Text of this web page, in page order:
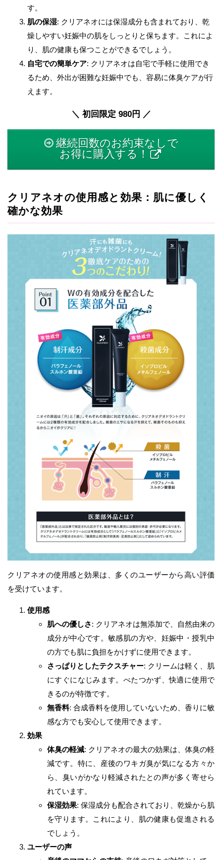
す。
肌の保湿: クリアネオには保湿成分も含まれており、乾
燥しやすい妊娠中の肌をしっとりと保ちます。これによ
り、肌の健康も保つことができるでしょう。
自宅での簡単ケア: クリアネオは自宅で手軽に使用でき
るため、外出が困難な妊娠中でも、容易に体臭ケアが行
えます。
＼ 初回限定 980円 ／
継続回数のお約束なしで
お得に購入する！
クリアネオの使用感と効果：肌に優しく
確かな効果
クリアネオの使用感と効果は、多くのユーザーから高い評価
を受けています。
使用感
肌への優しさ: クリアネオは無添加で、自然由来の
成分が中心です。敏感肌の方や、妊娠中・授乳中
の方でも肌に負担をかけずに使用できます。
さっぱりとしたテクスチャー: クリームは軽く、肌
にすぐになじみます。べたつかず、快適に使用で
きるのが特徴です。
無香料: 合成香料を使用していないため、香りに敏
感な方でも安心して使用できます。
効果
体臭の軽減: クリアネオの最大の効果は、体臭の軽
減です。特に、産後のワキガ臭が気になる方々か
ら、臭いがかなり軽減されたとの声が多く寄せら
れています。
保湿効果: 保湿成分も配合されており、乾燥から肌
を守ります。これにより、肌の健康も促進される
でしょう。
ユーザーの声